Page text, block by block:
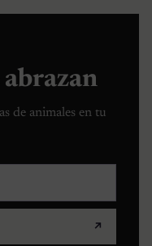
de animales en tu
↗